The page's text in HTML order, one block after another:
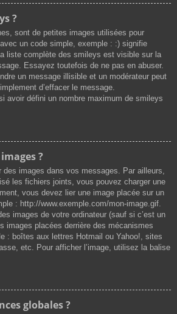
?
sont de petites images utilisées pour
un code simple, exemple : :) signifie
liste complète des smileys est visible sur la
Essayez toutefois de ne pas en abuser.
un message illisible et un modérateur peut
d’effacer le message.
avoir défini un nombre maximum de smileys
?
images dans vos messages. Par ailleurs,
les fichiers joints, vous pouvez charger une
vous devez lier une image placée sur un
: http://www.exemple.com/mon-image.gif.
images de votre ordinateur (sauf si c’est un
images placées derrière des mécanismes
: boîtes aux lettres Hotmail ou Yahoo!, sites
etc. Pour afficher l’image, utilisez la balise
globales ?